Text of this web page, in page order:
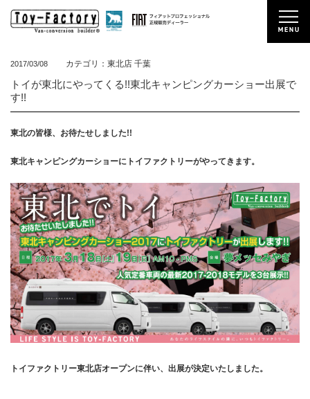
2017/03/08 カテゴリ：東北店 千葉
トイが東北にやってくる!!東北キャンピングカーショー出展で
す!!
東北の皆様、お待たせしました!!
東北キャンピングカーショーにトイファクトリーがやってきます。
トイファクトリー東北店オープンに伴い、出展が決定いたしました。